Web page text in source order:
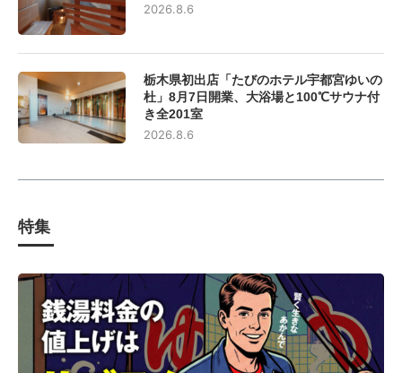
2026.8.6
栃木県初出店「たびのホテル宇都宮ゆいの
杜」8月7日開業、大浴場と100℃サウナ付
き全201室
2026.8.6
特集